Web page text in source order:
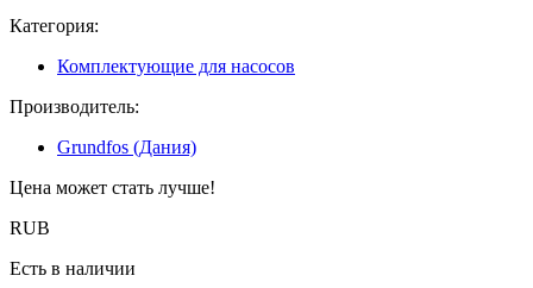
Категория:
Комплектующие для насосов
Производитель:
Grundfos (Дания)
Цена может стать лучше!
RUB
Есть в наличии